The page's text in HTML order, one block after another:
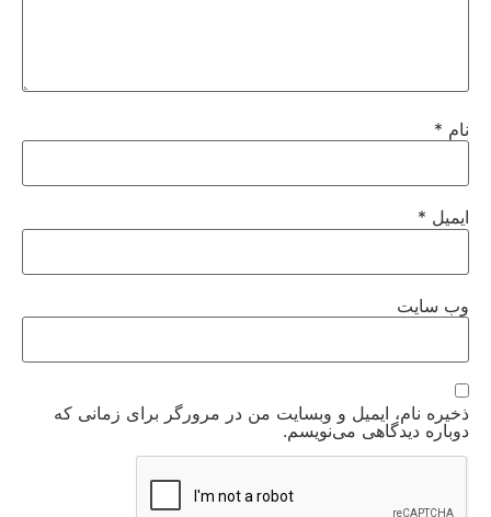
نام *
ایمیل *
وب‌ سایت
ذخیره نام، ایمیل و وبسایت من در مرورگر برای زمانی که
دوباره دیدگاهی می‌نویسم.